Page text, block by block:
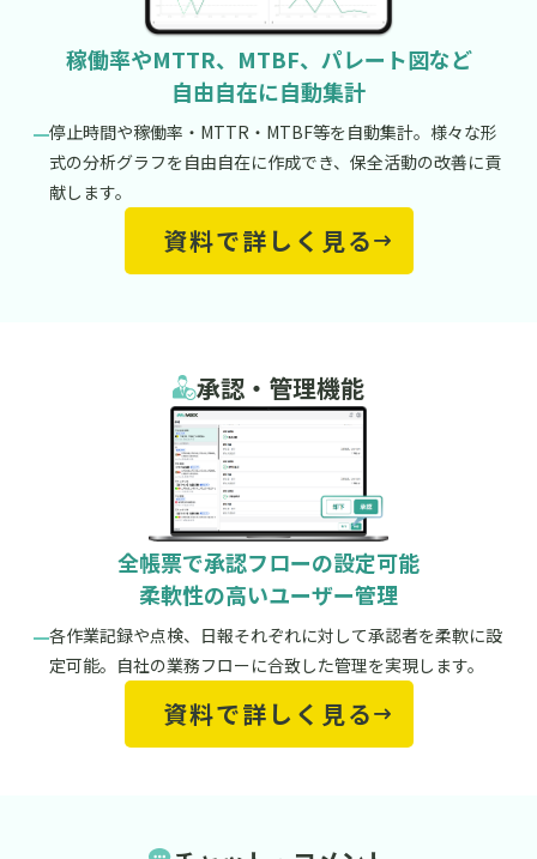
稼働率やMTTR、MTBF、パレート図など
自由自在に自動集計
停止時間や稼働率・MTTR・MTBF等を自動集計。様々な形
式の分析グラフを自由自在に作成でき、保全活動の改善に貢
献します。
資料で詳しく見る
承認・管理機能
全帳票で承認フローの設定可能
柔軟性の高いユーザー管理
各作業記録や点検、日報それぞれに対して承認者を柔軟に設
定可能。自社の業務フローに合致した管理を実現します。
資料で詳しく見る